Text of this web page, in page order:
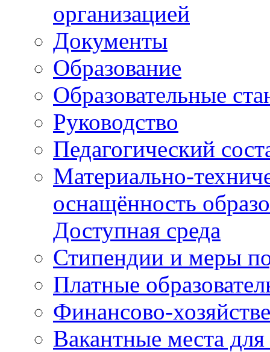
организацией
Документы
Образование
Образовательные
Руководство
Педагогический
Материально-
оснащённость
Доступная среда
Стипендии и меры
Платные
Финансово-
Вакантные места